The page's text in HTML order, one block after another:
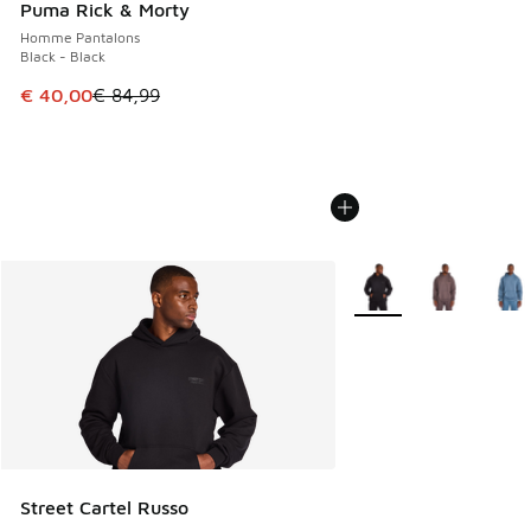
Puma Rick & Morty
Homme Pantalons
Black - Black
Cet article est en promotion. Prix en baisse de € 84,99 à
€ 40,00€ 84,99
Street Cartel Russo
Plus de couleurs